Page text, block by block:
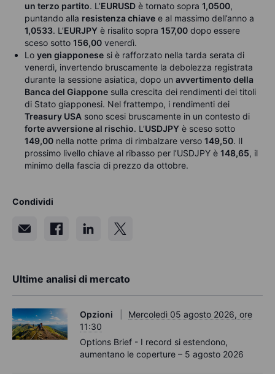
un terzo partito. L’EURUSD è tornato sopra 1,0500,
puntando alla resistenza chiave e al massimo dell’anno a
1,0533. L’EURJPY è risalito sopra 157,00 dopo essere
sceso sotto 156,00 venerdì.
Lo yen giapponese si è rafforzato nella tarda serata di
venerdì, invertendo bruscamente la debolezza registrata
durante la sessione asiatica, dopo un avvertimento della
Banca del Giappone sulla crescita dei rendimenti dei titoli
di Stato giapponesi. Nel frattempo, i rendimenti dei
Treasury USA sono scesi bruscamente in un contesto di
forte avversione al rischio. L’USDJPY è sceso sotto
149,00 nella notte prima di rimbalzare verso 149,50. Il
prossimo livello chiave al ribasso per l’USDJPY è 148,65, il
minimo della fascia di prezzo da ottobre.
Condividi
Ultime analisi di mercato
Opzioni
Mercoledì 05 agosto 2026, ore
11:30
Options Brief - I record si estendono,
aumentano le coperture – 5 agosto 2026